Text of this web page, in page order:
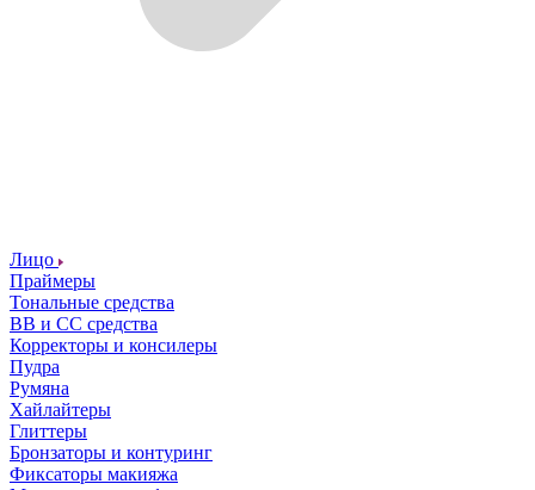
Лицо
Праймеры
Тональные средства
ВВ и СС средства
Корректоры и консилеры
Пудра
Румяна
Хайлайтеры
Глиттеры
Бронзаторы и контуринг
Фиксаторы макияжа